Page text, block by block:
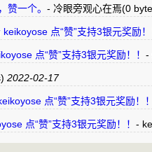
赞一个。 - 冷眼旁观心在焉(0
点“赞”支持3银元奖励！
点“赞”支持3银元奖励！！ -
2022-02-17
点“赞”支持3银元奖励！！
点“赞”支持3银元奖励！！ -